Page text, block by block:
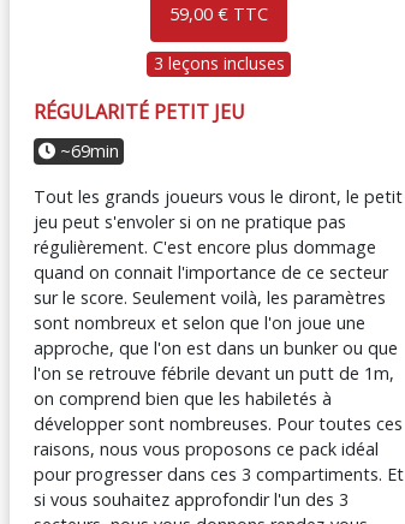
59,00 € TTC
3 leçons incluses
RÉGULARITÉ PETIT JEU
~69min
Tout les grands joueurs vous le diront, le petit
jeu peut s'envoler si on ne pratique pas
régulièrement. C'est encore plus dommage
quand on connait l'importance de ce secteur
sur le score. Seulement voilà, les paramètres
sont nombreux et selon que l'on joue une
approche, que l'on est dans un bunker ou que
l'on se retrouve fébrile devant un putt de 1m,
on comprend bien que les habiletés à
développer sont nombreuses. Pour toutes ces
raisons, nous vous proposons ce pack idéal
pour progresser dans ces 3 compartiments. Et
si vous souhaitez approfondir l'un des 3